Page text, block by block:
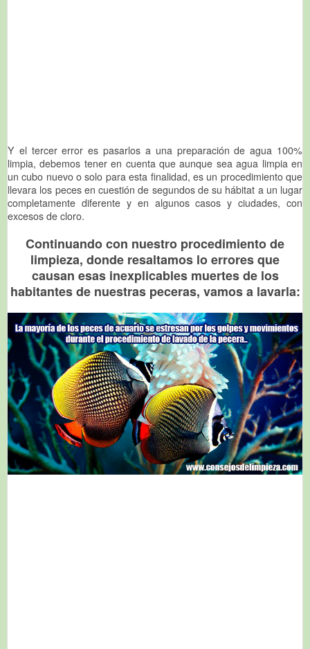
Y el tercer error es pasarlos a una preparación de agua 100%
limpia, debemos tener en cuenta que aunque sea agua limpia en
un cubo nuevo o solo para esta finalidad, es un procedimiento que
llevara los peces en cuestión de segundos de su hábitat a un lugar
completamente diferente y en algunos casos y ciudades, con
excesos de cloro.
Continuando con nuestro procedimiento de
limpieza, donde resaltamos lo errores que
causan esas inexplicables muertes de los
habitantes de nuestras peceras, vamos a lavarla: